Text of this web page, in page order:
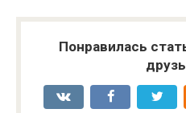
Понравилась